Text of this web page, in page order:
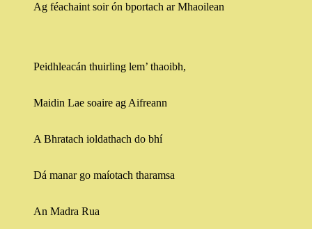
Ag féachaint soir ón bportach ar Mhaoilean
Peidhleacán thuirling lem’ thaoibh,
Maidin Lae soaire ag Aifreann
A Bhratach ioldathach do bhí
Dá manar go maíotach tharamsa
An Madra Rua